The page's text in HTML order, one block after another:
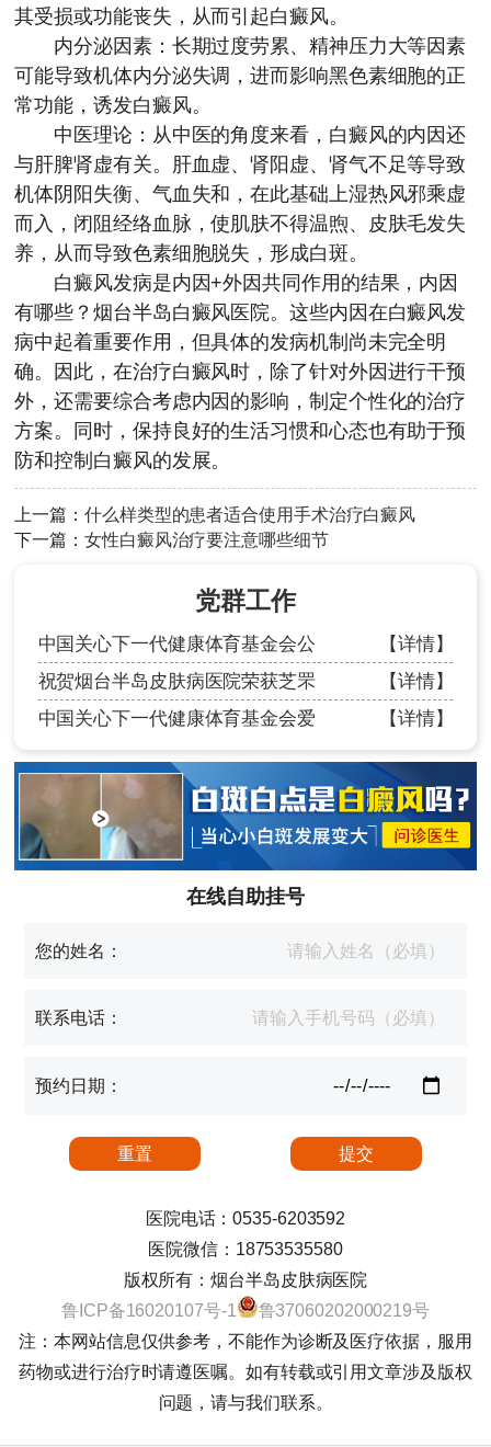
其受损或功能丧失，从而引起白癜风。
内分泌因素：长期过度劳累、精神压力大等因素
可能导致机体内分泌失调，进而影响黑色素细胞的正
常功能，诱发白癜风。
中医理论：从中医的角度来看，白癜风的内因还
与肝脾肾虚有关。肝血虚、肾阳虚、肾气不足等导致
机体阴阳失衡、气血失和，在此基础上湿热风邪乘虚
而入，闭阻经络血脉，使肌肤不得温煦、皮肤毛发失
养，从而导致色素细胞脱失，形成白斑。
白癜风发病是内因+外因共同作用的结果，内因
有哪些？烟台半岛白癜风医院。这些内因在白癜风发
病中起着重要作用，但具体的发病机制尚未完全明
确。因此，在治疗白癜风时，除了针对外因进行干预
外，还需要综合考虑内因的影响，制定个性化的治疗
方案。同时，保持良好的生活习惯和心态也有助于预
防和控制白癜风的发展。
上一篇：什么样类型的患者适合使用手术治疗白癜风
下一篇：女性白癜风治疗要注意哪些细节
党群工作
中国关心下一代健康体育基金会公
【详情】
祝贺烟台半岛皮肤病医院荣获芝罘
【详情】
中国关心下一代健康体育基金会爱
【详情】
在线自助挂号
您的姓名：
联系电话：
预约日期：
医院电话：0535-6203592
医院微信：18753535580
版权所有：烟台半岛皮肤病医院
鲁ICP备16020107号-1
鲁37060202000219号
注：本网站信息仅供参考，不能作为诊断及医疗依据，服用
药物或进行治疗时请遵医嘱。如有转载或引用文章涉及版权
问题，请与我们联系。